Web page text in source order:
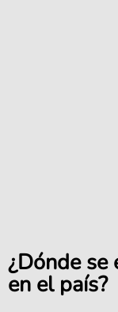
¿Dónde se
en el país?